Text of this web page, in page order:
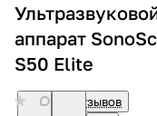
аппарат
S50 Elite
Нет отзывов